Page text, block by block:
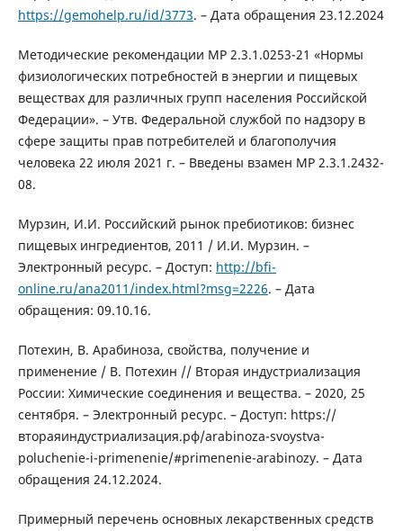
https://gemohelp.ru/id/3773. – Дата обращения 23.12.2024
Методические рекомендации MP 2.3.1.0253-21 «Нормы
физиологических потребностей в энергии и пищевых
веществах для различных групп населения Российской
Федерации». – Утв. Федеральной службой по надзору в
сфере защиты прав потребителей и благополучия
человека 22 июля 2021 г. – Введены взамен MP 2.3.1.2432-
08.
Мурзин, И.И. Российский рынок пребиотиков: бизнес
пищевых ингредиентов, 2011 / И.И. Мурзин. –
Электронный ресурс. – Доступ: http://bfi-
online.ru/ana2011/index.html?msg=2226. – Дата
обращения: 09.10.16.
Потехин, В. Арабиноза, свойства, получение и
применение / В. Потехин // Вторая индустриализация
России: Химические соединения и вещества. – 2020, 25
сентября. – Электронный ресурс. – Доступ: https://
втораяиндустриализация.рф/arabinoza-svoystva-
poluchenie-i-primenenie/#primenenie-arabinozy. – Дата
обращения 24.12.2024.
Примерный перечень основных лекарственных средств